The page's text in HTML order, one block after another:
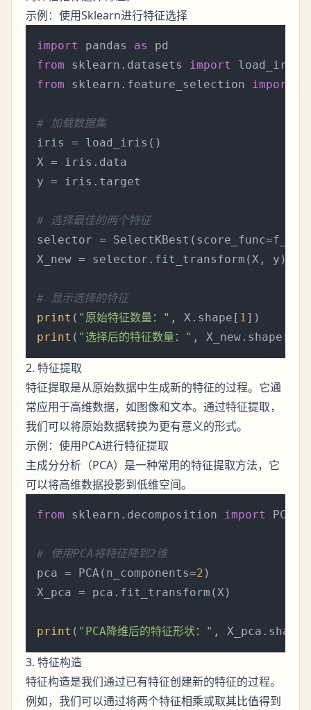
示例：使用Sklearn进行特征选择
import pandas as
from sklearn.datasets import
from sklearn.feature_selection import
# 加载数据集
iris = load_iris()
X = iris.data
y = iris.target
# 选择最佳的两个特征
selector =
X_new = selector.fit_transform(X, y)
# 显示选择的特征
print ( "原始特征数量：" , X.shape[ 1
print ( "选择后的特征数量：" , X_new.shape[
2. 特征提取
特征提取是从原始数据中生成新的特征的过程。它通
常应用于高维数据，如图像和文本。通过特征提取，
我们可以将原始数据转换为更有意义的形式。
示例：使用PCA进行特征提取
主成分分析（PCA）是一种常用的特征提取方法，它
可以将高维数据投影到低维空间。
from sklearn.decomposition import PCA
# 使用PCA将特征降到2维
pca = PCA(n_components=2 )
X_pca = pca.fit_transform(X)
print ( "PCA降维后的特征形状："
3. 特征构造
特征构造是我们通过已有特征创建新的特征的过程。
例如，我们可以通过将两个特征相乘或取其比值得到